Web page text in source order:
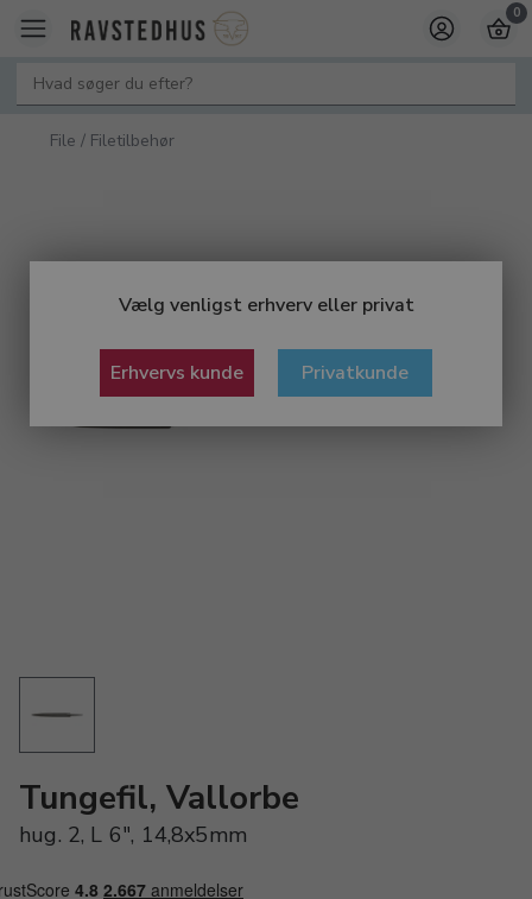
Vælg venligst erhverv eller privat
Erhvervs kunde Privatkunde
0
File / Filetilbehør
Tungefil, Vallorbe
hug. 2, L 6", 14,8x5mm